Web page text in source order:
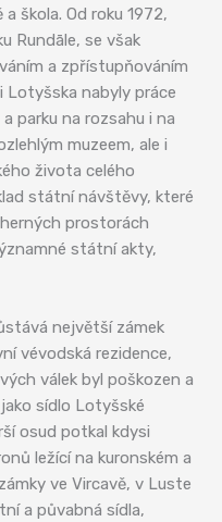
škola. Od roku 1972,
Rundāle, se však
a zpřístupňováním
Lotyšska nabyly práce
parku na rozsahu i na
muzeem, ale i
života celého
státní návštěvy, které
prostorách
státní akty,
největší zámek
vévodská rezidence,
válek byl poškozen a
sídlo Lotyšské
osud potkal kdysi
ležící na kuronském a
ve Vircavě, v Luste
a půvabná sídla,